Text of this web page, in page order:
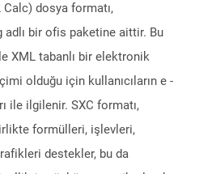
Calc) dosya formatı,
bir ofis paketine aittir. Bu
XML tabanlı bir elektronik
olduğu için kullanıcıların e -
ile ilgilenir. SXC formatı,
formülleri, işlevleri,
destekler, bu da